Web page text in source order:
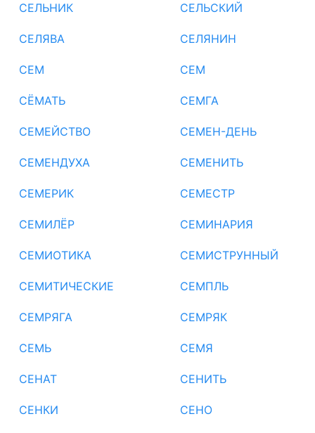
СЕЛЬНИК СЕЛЬСКИЙ
СЕЛЯВА СЕЛЯНИН
СЕМ СЕМ
СЁМАТЬ СЕМГА
СЕМЕЙСТВО СЕМЕН-ДЕНЬ
СЕМЕНДУХА СЕМЕНИТЬ
СЕМЕРИК СЕМЕСТР
СЕМИЛЁР СЕМИНАРИЯ
СЕМИОТИКА СЕМИСТРУННЫЙ
СЕМИТИЧЕСКИЕ СЕМПЛЬ
СЕМРЯГА СЕМРЯК
СЕМЬ СЕМЯ
СЕНАТ СЕНИТЬ
СЕНКИ СЕНО